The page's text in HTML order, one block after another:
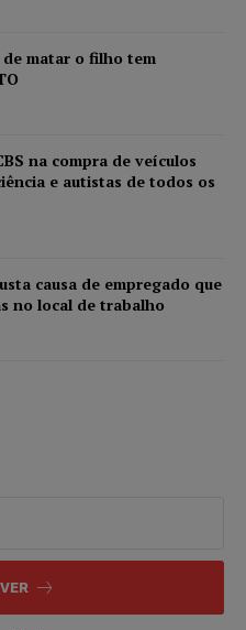
matar o filho tem
na compra de veículos
e autistas de todos os
causa de empregado que
no local de trabalho